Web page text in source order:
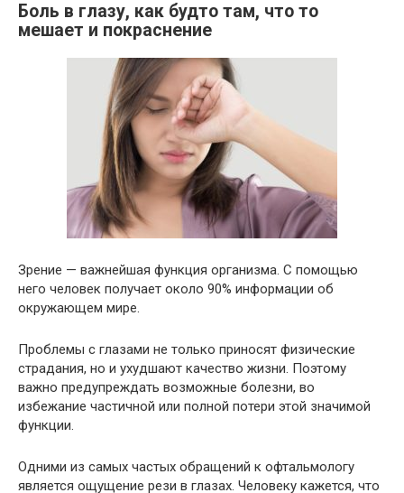
Боль в глазу, как будто там, что то
мешает и покраснение
Зрение — важнейшая функция организма. С помощью
него человек получает около 90% информации об
окружающем мире.
Проблемы с глазами не только приносят физические
страдания, но и ухудшают качество жизни. Поэтому
важно предупреждать возможные болезни, во
избежание частичной или полной потери этой значимой
функции.
Одними из самых частых обращений к офтальмологу
является ощущение рези в глазах. Человеку кажется, что